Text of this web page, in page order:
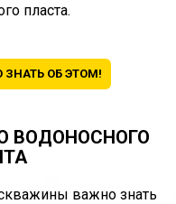
пласта.
ЗНАТЬ ОБ ЭТОМ!
ВОДОНОСНОГО
важно знать